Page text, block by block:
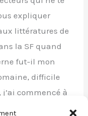
expliquer
littératures de
la SF quand
fut-il mon
difficile
j’ai commencé à